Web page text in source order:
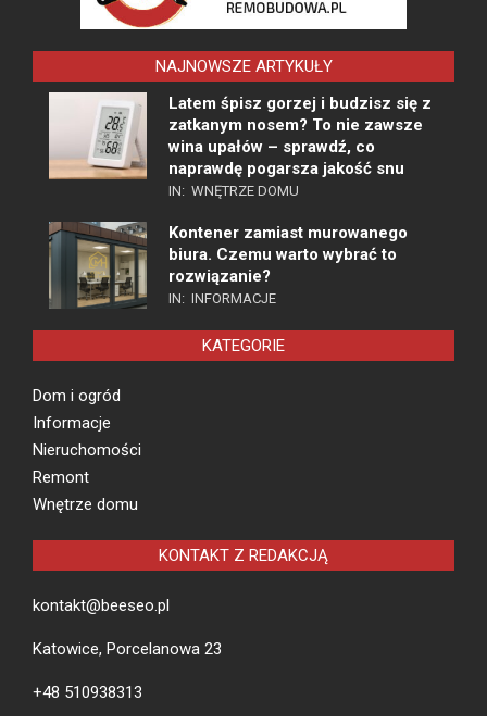
NAJNOWSZE ARTYKUŁY
Latem śpisz gorzej i budzisz się z
zatkanym nosem? To nie zawsze
wina upałów – sprawdź, co
naprawdę pogarsza jakość snu
IN: WNĘTRZE DOMU
Kontener zamiast murowanego
biura. Czemu warto wybrać to
rozwiązanie?
IN: INFORMACJE
KATEGORIE
Dom i ogród
Informacje
Nieruchomości
Remont
Wnętrze domu
KONTAKT Z REDAKCJĄ
kontakt@beeseo.pl
Katowice, Porcelanowa 23
+48 510938313